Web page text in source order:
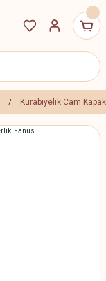
Kurabiyelik Cam